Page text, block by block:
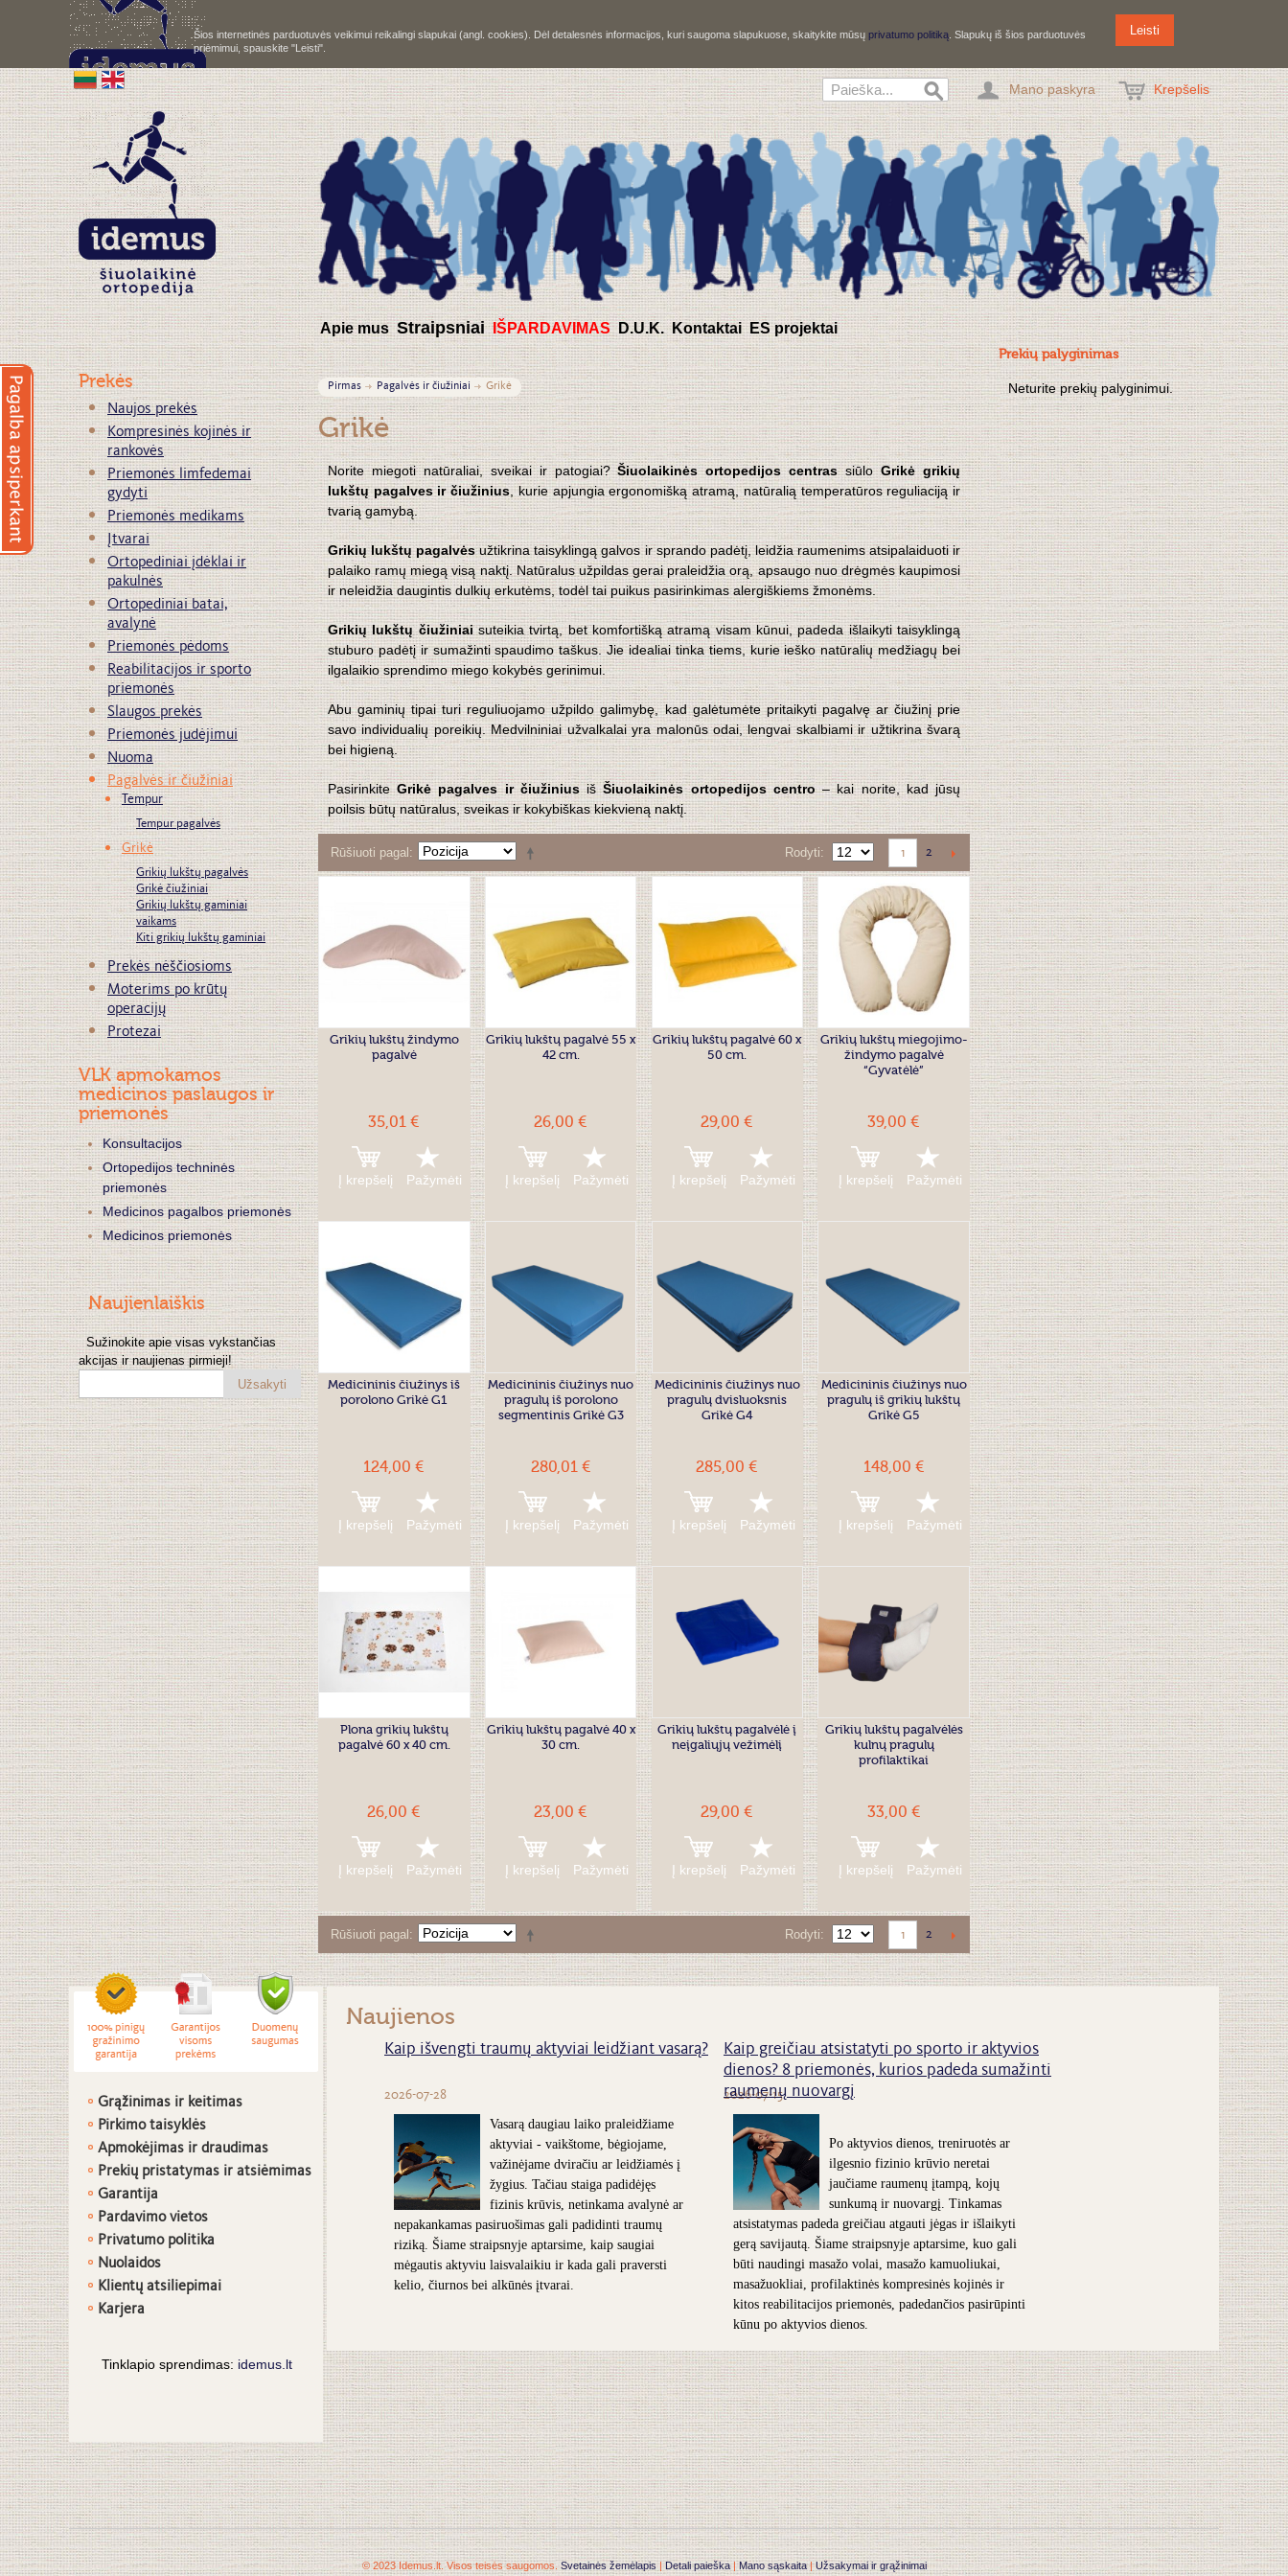
Šios internetinės parduotuvės veikimui reikalingi slapukai (angl. cookies). Dėl detalesnės informacijos, kuri saugoma slapukuose, skaitykite mūsų privatumo politiką . Slapukų iš šios parduotuvės
priėmimui, spauskite "Leisti".
Leisti
Mano paskyra Krepšelis
Apie mus Straipsniai IŠPARDAVIMAS D.U.K. Kontaktai ES projektai
Pirmas Pagalvės ir čiužiniai Grikė
Grikė
Norite miegoti natūraliai, sveikai ir patogiai?Šiuolaikinės ortopedijos centrassiūloGrikė grikių
lukštų pagalves ir čiužinius, kurie apjungia ergonomišką atramą, natūralią temperatūros reguliaciją ir
tvarią gamybą.
Grikių lukštų pagalvėsužtikrina taisyklingą galvos ir sprando padėtį, leidžia raumenims atsipalaiduoti ir
palaiko ramų miegą visą naktį. Natūralus užpildas gerai praleidžia orą, apsaugo nuo drėgmės kaupimosi
ir neleidžia daugintis dulkių erkutėms, todėl tai puikus pasirinkimas alergiškiems žmonėms.
Grikių lukštų čiužiniaisuteikia tvirtą, bet komfortišką atramą visam kūnui, padeda išlaikyti taisyklingą
stuburo padėtį ir sumažinti spaudimo taškus. Jie idealiai tinka tiems, kurie ieško natūralių medžiagų bei
ilgalaikio sprendimo miego kokybės gerinimui.
Abu gaminių tipai turi reguliuojamo užpildo galimybę, kad galėtumėte pritaikyti pagalvę ar čiužinį prie
savo individualių poreikių. Medvilniniai užvalkalai yra malonūs odai, lengvai skalbiami ir užtikrina švarą
bei higieną.
PasirinkiteGrikė pagalves ir čiužiniusišŠiuolaikinės ortopedijos centro– kai norite, kad jūsų
poilsis būtų natūralus, sveikas ir kokybiškas kiekvieną naktį.
Rūšiuoti pagal Rodyti 1 2
Grikių lukštų žindymo
pagalvė
35,01 €
Į krepšelį Pažymėti
Grikių lukštų pagalvė 55 x
42 cm.
26,00 €
Į krepšelį Pažymėti
Grikių lukštų pagalvė 60 x
50 cm.
29,00 €
Į krepšelį Pažymėti
Grikių lukštų miegojimo-
žindymo pagalvė
“Gyvatėlė”
39,00 €
Į krepšelį Pažymėti
Medicininis čiužinys iš
porolono Grikė G1
124,00 €
Į krepšelį Pažymėti
Medicininis čiužinys nuo
pragulų iš porolono
segmentinis Grikė G3
280,01 €
Į krepšelį Pažymėti
Medicininis čiužinys nuo
pragulų dvisluoksnis
Grikė G4
285,00 €
Į krepšelį Pažymėti
Medicininis čiužinys nuo
pragulų iš grikių lukštų
Grikė G5
148,00 €
Į krepšelį Pažymėti
Plona grikių lukštų
pagalvė 60 x 40 cm.
26,00 €
Į krepšelį Pažymėti
Grikių lukštų pagalvė 40 x
30 cm.
23,00 €
Į krepšelį Pažymėti
Grikių lukštų pagalvėlė į
neįgaliųjų vežimėlį
29,00 €
Į krepšelį Pažymėti
Grikių lukštų pagalvėlės
kulnų pragulų
profilaktikai
33,00 €
Į krepšelį Pažymėti
Rūšiuoti pagal Rodyti 1 2
Prekės
Naujos prekės
Kompresinės kojinės ir
rankovės
Priemonės limfedemai
gydyti
Priemonės medikams
Įtvarai
Ortopediniai įdėklai ir
pakulnės
Ortopediniai batai,
avalynė
Priemonės pėdoms
Reabilitacijos ir sporto
priemonės
Slaugos prekės
Priemonės judėjimui
Nuoma
Pagalvės ir čiužiniai
Tempur
Tempur pagalvės
Grikė
Grikių lukštų pagalvės
Grikė čiužiniai
Grikių lukštų gaminiai
vaikams
Kiti grikių lukštų gaminiai
Prekės nėščiosioms
Moterims po krūtų
operacijų
Protezai
VLK apmokamos
medicinos paslaugos ir
priemonės
Konsultacijos
Ortopedijos techninės
priemonės
Medicinos pagalbos priemonės
Medicinos priemonės
Naujienlaiškis
Sužinokite apie visas vykstančias
akcijas ir naujienas pirmieji!
Užsakyti
Prekių palyginimas
Neturite prekių palyginimui.
Grąžinimas ir keitimas
Pirkimo taisyklės
Apmokėjimas ir draudimas
Prekių pristatymas ir atsiėmimas
Garantija
Pardavimo vietos
Privatumo politika
Nuolaidos
Klientų atsiliepimai
Karjera
Tinklapio sprendimas: idemus.lt
Naujienos
Kaip išvengti traumų aktyviai leidžiant vasarą?
2026-07-28
Vasarą daugiau laiko praleidžiame
aktyviai - vaikštome, bėgiojame,
važinėjame dviračiu ar leidžiamės į
žygius. Tačiau staiga padidėjęs
fizinis krūvis, netinkama avalynė ar
nepakankamas pasiruošimas gali padidinti traumų
riziką. Šiame straipsnyje aptarsime, kaip saugiai
mėgautis aktyviu laisvalaikiu ir kada gali praversti
kelio, čiurnos bei alkūnės įtvarai.
Kaip greičiau atsistatyti po sporto ir aktyvios
dienos? 8 priemonės, kurios padeda sumažinti
raumenų nuovargį
2026-07-15
Po aktyvios dienos, treniruotės ar
ilgesnio fizinio krūvio neretai
jaučiame raumenų įtampą, kojų
sunkumą ir nuovargį. Tinkamas
atsistatymas padeda greičiau atgauti jėgas ir išlaikyti
gerą savijautą. Šiame straipsnyje aptarsime, kuo gali
būti naudingi masažo volai, masažo kamuoliukai,
masažuokliai, profilaktinės kompresinės kojinės ir
kitos reabilitacijos priemonės, padedančios pasirūpinti
kūnu po aktyvios dienos.
© 2023 Idemus.lt. Visos teisės saugomos. Svetainės žemėlapis | Detali paieška|Mano sąskaita|Užsakymai ir grąžinimai